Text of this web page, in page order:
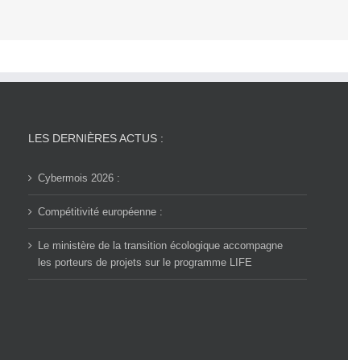
LES DERNIÈRES ACTUS :
Cybermois 2026 :
Compétitivité européenne :
Le ministère de la transition écologique accompagne
les porteurs de projets sur le programme LIFE